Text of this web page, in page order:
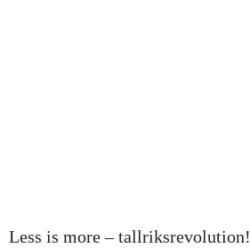
​Less is more – tallriksrevolution!